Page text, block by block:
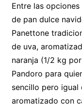
Entre las
de pan dulce
Panettone
de uva,
naranja (1/2 kg
Pandoro para
sencillo pero igual
aromatizado con